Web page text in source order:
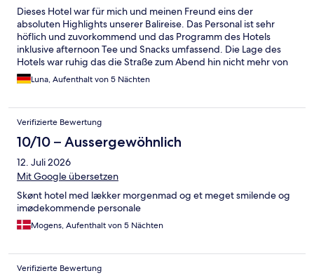
Dieses Hotel war für mich und meinen Freund eins der
absoluten Highlights unserer Balireise. Das Personal ist sehr
höflich und zuvorkommend und das Programm des Hotels
inklusive afternoon Tee und Snacks umfassend. Die Lage des
Hotels war ruhig das die Straße zum Abend hin nicht mehr von
Autos befahren werden darf. Dennoch war man fußläufig
innerhalb kurzer Zeit in der Stadt, an einigen Restaurants oder
Stadt dennoch zu lange dauert kann den Shuttleservice des
Hotels nutzen. Wir haben uns hier über die ganze Zeit sehr wohl
gefühlt und kommen gerne wieder.
Luna, Aufenthalt von 5 Nächten
Verifizierte Bewertung
10/10 – Aussergewöhnlich
12. Juli 2026
Mit Google übersetzen
Skønt hotel med lækker morgenmad og et meget smilende og
imødekommende personale
Mogens, Aufenthalt von 5 Nächten
Verifizierte Bewertung